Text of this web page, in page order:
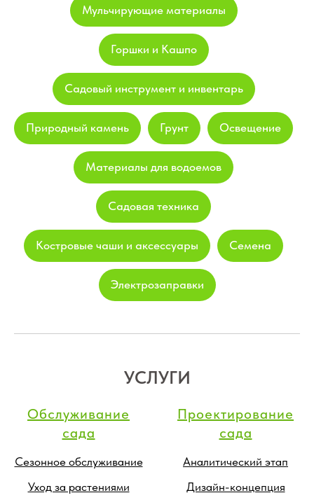
Мульчирующие материалы
Горшки и Кашпо
Садовый инструмент и инвентарь
Природный камень Грунт Освещение
Материалы для водоемов
Садовая техника
Костровые чаши и аксессуары Семена
Электрозаправки
УСЛУГИ
Обслуживание
сада
Сезонное обслуживание
Уход за растениями
Проектирование
сада
Аналитический этап
Дизайн-концепция